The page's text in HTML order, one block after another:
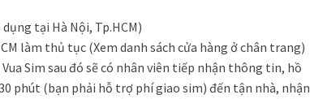
tại Hà Nội, Tp.HCM)
làm thủ tục (Xem danh sách cửa hàng ở chân trang)
Sim sau đó sẽ có nhân viên tiếp nhận thông tin, hồ
phút (bạn phải hỗ trợ phí giao sim) đến tận nhà, nhận